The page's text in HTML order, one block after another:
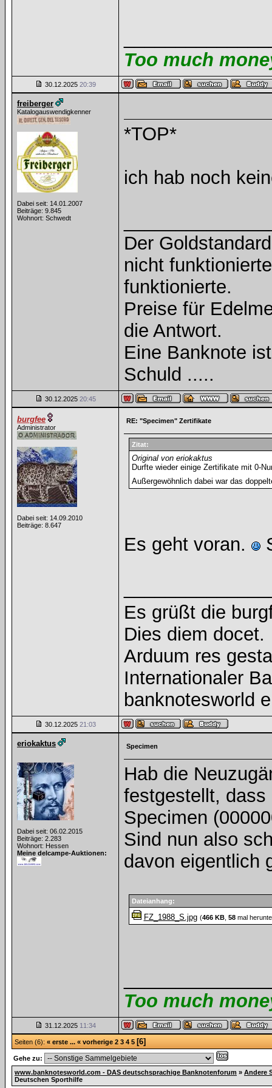
Too much
30.12.2025 20:39
freiberger
Katalogauswendigkenner
Dabei seit: 14.01.2007
Beiträge: 9.845
Wohnort: Schwedt
*TOP*
ich hab noch
Der
nicht
funktionierte.
Preise für
die Antwort.
Eine Banknote
Schuld .....
30.12.2025 20:45
burgfee
Administrator
Dabei seit: 14.09.2010
Beiträge: 8.647
RE: "Specimen" Zertifikate
Zitat:
Original von eriokaktus
Durfte wieder einige Zertifikate mit 0-
Außergewöhnlich dabei war das
Es geht voran.
Es grüßt die
Dies diem docet.
Arduum res
Internationaler
banknotesworld
30.12.2025 21:03
eriokaktus
Dabei seit: 06.02.2015
Beiträge: 2.283
Wohnort: Hessen
Meine delcampe-Auktionen:
Specimen
Hab die
festgestellt,
Specimen
Sind nun also
davon eigentlich
Dateianhang:
FZ_1988_S.jpg (466 KB, 58mal
Too much
31.12.2025 11:34
Seiten (6): « erste ... « vorherige 2 3 4 5 [6]
Gehe zu:
www.banknotesworld.com - DAS deutschsprachige Banknotenforum » Andere
Deutschen Sporthilfe